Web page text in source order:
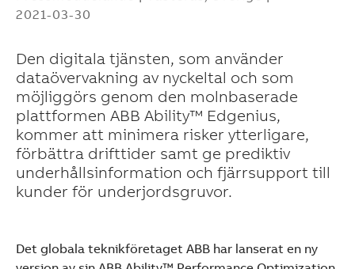
2021-03-30
Den digitala tjänsten, som använder
dataövervakning av nyckeltal och som
möjliggörs genom den molnbaserade
plattformen ABB Ability™ Edgenius,
kommer att minimera risker ytterligare,
förbättra drifttider samt ge prediktiv
underhållsinformation och fjärrsupport till
kunder för underjordsgruvor.
Det globala teknikföretaget ABB har lanserat en ny